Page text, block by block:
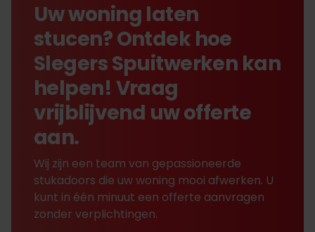
Uw woning laten
stucen? Ontdek hoe
Slegers Spuitwerken kan
helpen! Vraag
vrijblijvend uw offerte
aan.
Wij zijn een team van gepassioneerde
stukadoors die uw woning mooi afwerken. U
kunt in één minuut een offerte aanvragen
zonder verplichtingen.